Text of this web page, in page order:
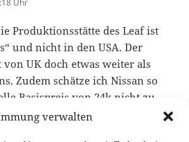
verwalten
Produktionsstätte des Leaf ist
und nicht in den USA. Der
von UK doch etwas weiter als
Zudem schätze ich Nissan so
Basispreis von 24k nicht zu